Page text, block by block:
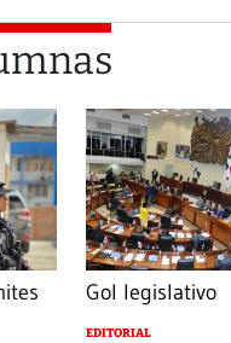
Gol legislativo
EDITORIAL